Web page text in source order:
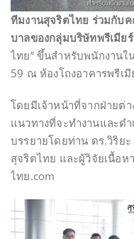
ทีมงานสุจริตไทย ร่วมกับ
บาลของกลุ่มบริษัทพรีเมีย
ไทย” ขึ้นสำหรับพนักงานใ
59 ณ ห้องโถงอาคารพรีเมี
โดยมีเจ้าหน้าที่จากฝ่ายต่
แนวทางที่จะทำงานและด
บรรยายโดยท่าน ดร.วิริย
สุจริตไทย และผู้วิจัยเนื้อ
ไทย.com